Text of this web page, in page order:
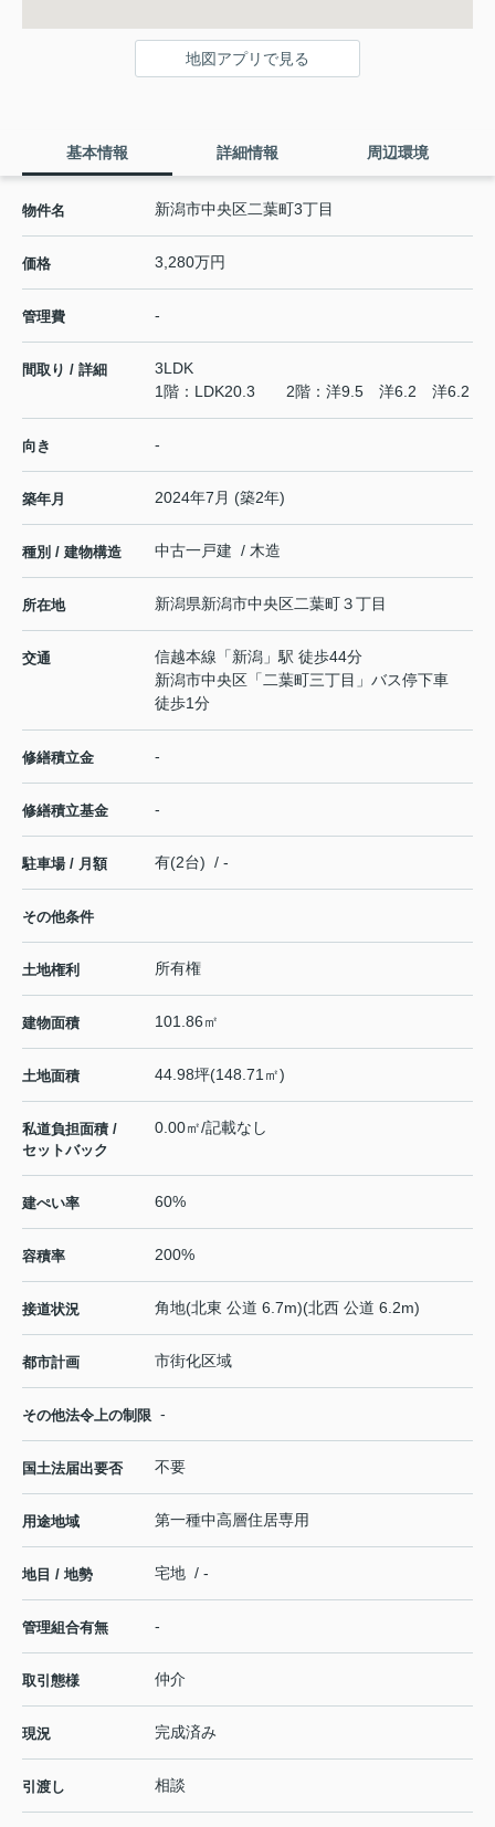
地図アプリで見る
基本情報 詳細情報 周辺環境
物件名 新潟市中央区二葉町3丁目
価格 3,280万円
管理費 -
間取り / 詳細
3LDK
1階：LDK20.3 2階：洋9.5 洋6.2 洋6.2
向き -
築年月 2024年7月 (築2年)
種別 / 建物構造 中古一戸建 / 木造
所在地 新潟県新潟市中央区二葉町３丁目
交通 信越本線 「新潟 」駅 徒歩44分
新潟市中央区「二葉町三丁目」バス停下車
徒歩1分
修繕積立金 -
修繕積立基金 -
駐車場 / 月額 有(2台) / -
その他条件
土地権利 所有権
建物面積 101.86㎡
土地面積 44.98坪(148.71㎡)
私道負担面積 /
セットバック
0.00㎡/記載なし
建ぺい率 60%
容積率 200%
接道状況 角地(北東 公道 6.7m)(北西 公道 6.2m)
都市計画 市街化区域
その他法令上の制限 -
国土法届出要否 不要
用途地域 第一種中高層住居専用
地目 / 地勢 宅地 / -
管理組合有無 -
取引態様 仲介
現況 完成済み
引渡し 相談